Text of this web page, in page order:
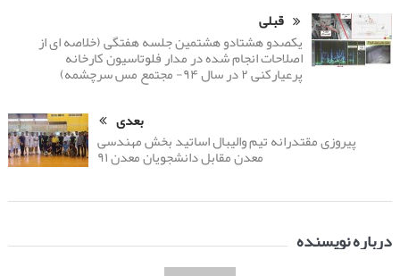
قبلی
یکصدو هشتادو هشتمین جلسه هفتگی (خلاصه ای از
اصلاحات انجام شده در مدار فلوتاسیون کارخانه
پرعیارکنی ۲ در سال ۹۴- مجتمع مس سرچشمه)
بعدی
پیروزی مقتدرانه تیم والیبال اساتید بخش مهندسی
معدن مقابل دانشجویان معدن ۹۱
درباره نویسنده